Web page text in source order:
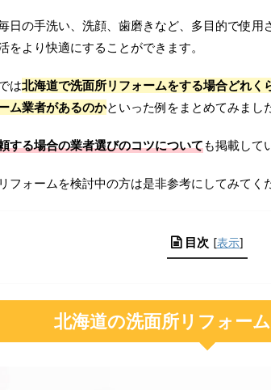
日の手洗い、洗顔、歯磨きなど、多目的で使用
をより快適にすることができます。
は北海道で洗面所リフォームをする場合どれく
ム業者があるのかといった例をまとめてみまし
する場合の業者選びのコツについても掲載して
フォームを検討中の方は是非参考にしてみてく
目次 [表示]
北海道の洗面所リフォー